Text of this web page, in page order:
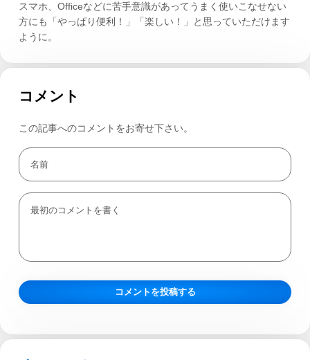
スマホ、Officeなどに苦手意識があってうまく使いこなせない
方にも「やっぱり便利！」「楽しい！」と思っていただけます
ように。
コメント
この記事へのコメントをお寄せ下さい。